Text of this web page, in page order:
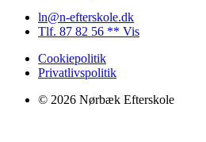
ln@n-efterskole.dk
Tlf. 87 82 56 ** Vis
Cookiepolitik
Privatlivspolitik
© 2026 Nørbæk Efterskole